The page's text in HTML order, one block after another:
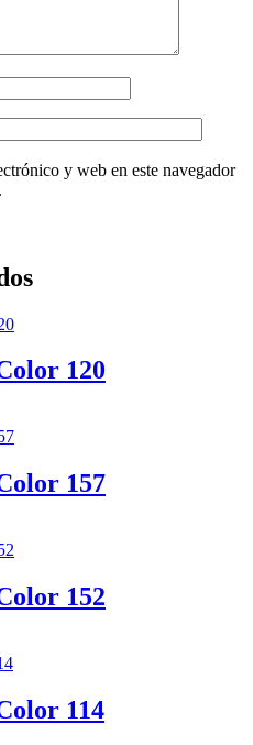
y web en este navegador
120
157
152
114